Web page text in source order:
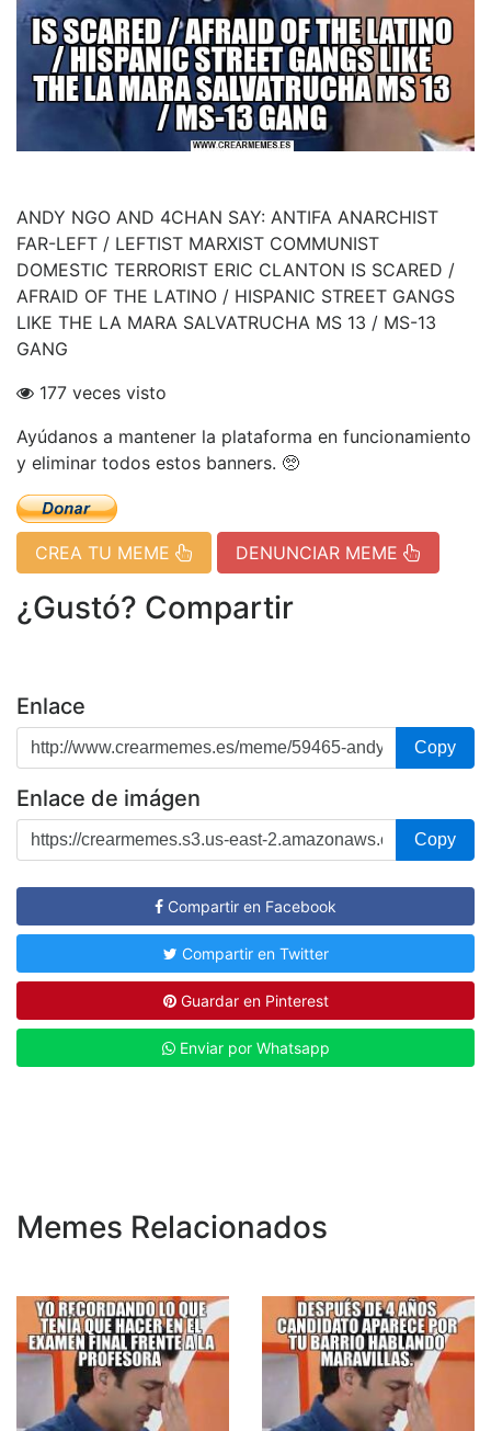
ANDY NGO AND 4CHAN SAY: ANTIFA ANARCHIST
FAR-LEFT / LEFTIST MARXIST COMMUNIST
DOMESTIC TERRORIST ERIC CLANTON IS SCARED /
AFRAID OF THE LATINO / HISPANIC STREET GANGS
LIKE THE LA MARA SALVATRUCHA MS 13 / MS-13
GANG
177 veces visto
Ayúdanos a mantener la plataforma en funcionamiento
y eliminar todos estos banners. 🥺
CREA TU MEME DENUNCIAR MEME
¿Gustó? Compartir
Enlace
Copy
Enlace de imágen
Copy
Compartir en Facebook
Compartir en Twitter
Guardar en Pinterest
Enviar por Whatsapp
Memes Relacionados